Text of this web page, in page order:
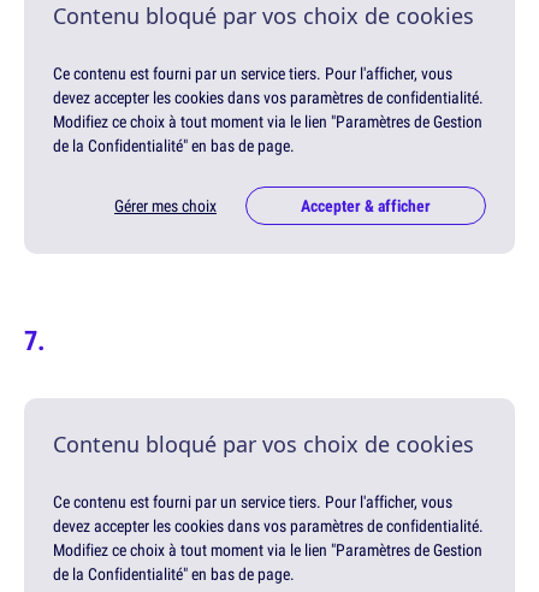
Contenu bloqué par vos choix de cookies
Ce contenu est fourni par un service tiers. Pour l'afficher, vous
devez accepter les cookies dans vos paramètres de confidentialité.
Modifiez ce choix à tout moment via le lien "Paramètres de Gestion
de la Confidentialité" en bas de page.
Gérer mes choix Accepter & afficher
Contenu bloqué par vos choix de cookies
Ce contenu est fourni par un service tiers. Pour l'afficher, vous
devez accepter les cookies dans vos paramètres de confidentialité.
Modifiez ce choix à tout moment via le lien "Paramètres de Gestion
de la Confidentialité" en bas de page.